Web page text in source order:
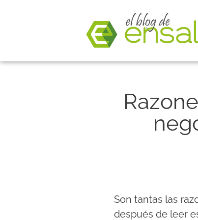
Son tantas las
después de leer